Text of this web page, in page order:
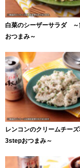
白菜のシーザーサラダ
おつまみ～
レンコンのクリームチー
3stepおつまみ～